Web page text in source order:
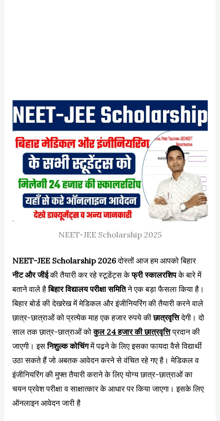
NEET-JEE Scholarship 2025
NEET-JEE Scholarship 2026दोस्तों आज हम आपको बिहार
नीट और जीईकी तैयारी कर रहे स्टूडेंट्स केफ्री स्कालरशिपके बारे में
बताने वाले हैबिहार विद्यालय परीक्षा समितिने एक बड़ा फैसला किया है।
बिहार बोर्ड की देखरेख में मेडिकल और इंजीनियरिंग की तैयारी करने वाले
छात्र-छात्राओं को प्रत्येक माह एक हजार रुपये कीछात्रवृत्तिदेगी। दो
साल तक छात्र-छात्राओं कोकुल 24 हजार की छात्रवृत्तिप्रदान की
जाएगी। इसनिशुल्क कोचिंगमें पढ़ने के लिए इसका फायदा वैसे विद्यार्थी
उठा सकते हैं जो अबतक आवेदन करने से वंचित रहे गए है। मेडिकल व
इंजीनियरिंग की मुफ्त तैयारी कराने के लिए योग्य छात्र-छात्राओं का
चयन प्रवेश परीक्षा व साक्षात्कार के आधार पर किया जाएगा। इसके लिए
ऑनलाइन आवेदन जारी है